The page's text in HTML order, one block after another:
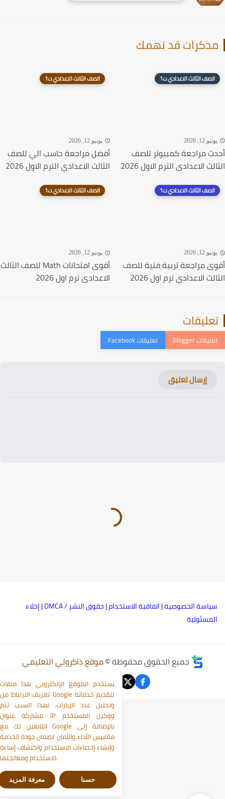
قد تهمك
الصف الثالث الاعدادي ت1
12, 2026
مراجعة كمبيوتر للصف
الاعدادى الترم الاول 2026
الصف الثالث الاعدادي ت1
يونيو 12, 2026
أفضل مراجعة حاسب الي للصف
الثالث الاعدادي الترم الاول 2026
الصف الثالث الاعدادي ت1
12, 2026
مراجعة تربية فنية للصف
الاعدادي ترم اول 2026
الصف الثالث الاعدادي ت1
يونيو 12, 2026
أقوى امتحانات Math للصف الثالث
الاعدادى ترم اول 2026
إرسال تعليق
الخصوصية|اتفاقية الاستخدام|حقوق النشر / DMCA |إخلاء
جميع الحقوق محفوظة ©موقع ذاكرولي التعليمي
يستخدم الموقع الإلكتروني هذا ملفات
تعريف الارتباط من Google لتقديم خدماته
وتحليل عدد الزيارات. لهذا السبب تتم
مشاركة عنوان IP ووكيل المستخدم
التابعين لك مع Google بالإضافة إلى
مقاييس الأداء والأمان لضمان جودة الخدمة
وإنشاء إحصاءات الاستخدام واكتشاف إساءة
معرفة المزيد حسنا